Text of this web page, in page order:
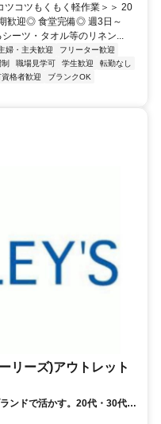
ツコツもくもく軽作業＞＞ 20
歓迎◎ 食堂完備◎ 週3日～
ーツ・タオル等のリネン...
婦・主夫歓迎
フリーター歓迎
職場見学可 学生歓迎
転勤なし
資格者歓迎
ブランクOK
リーズ)アウトレット
ンドで活かす。20代・30代女
副店長候補✨